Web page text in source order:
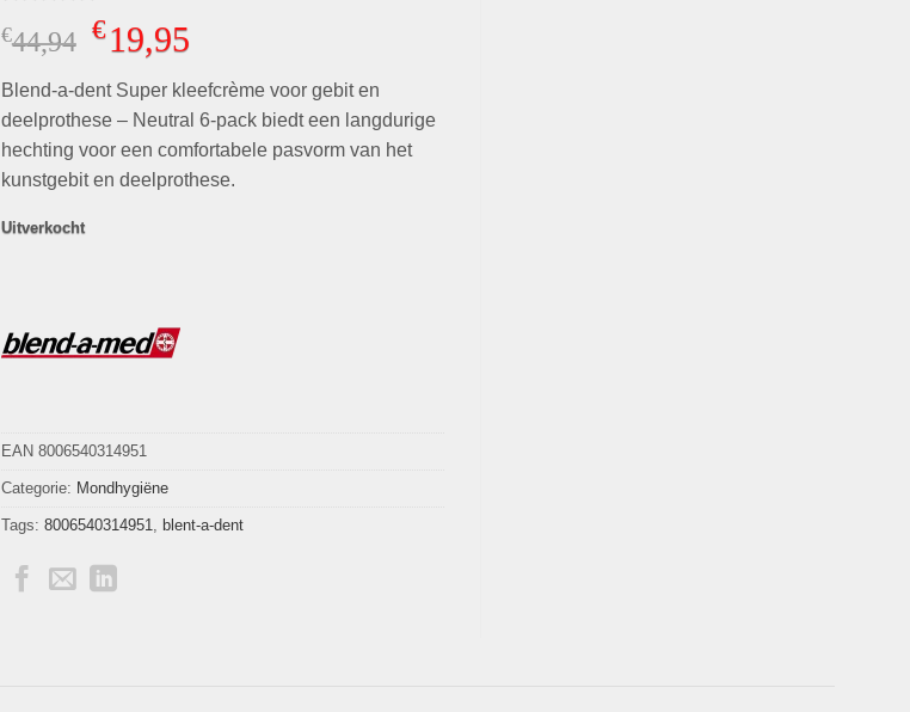
Gewaardeerd
5.00op 5
gebaseerd
waarderingen
€44,94 Oorspronkelijke
was:
€44,94.
€19,95Huidige
is:
€19,95.
Blend-a-dent Super kleefcrème voor gebit en
deelprothese – Neutral 6-pack biedt een langdurige
hechting voor een comfortabele pasvorm van het
kunstgebit en deelprothese.
Uitverkocht
EAN 8006540314951
Categorie: Mondhygiëne
Tags: 8006540314951, blent-a-dent